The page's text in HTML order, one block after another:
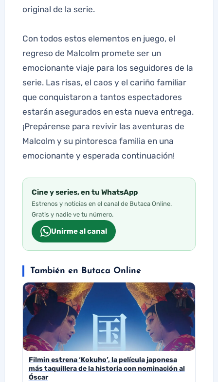
original de la serie.
Con todos estos elementos en juego, el
regreso de Malcolm promete ser un
emocionante viaje para los seguidores de la
serie. Las risas, el caos y el cariño familiar
que conquistaron a tantos espectadores
estarán asegurados en esta nueva entrega.
¡Prepárense para revivir las aventuras de
Malcolm y su pintoresca familia en una
emocionante y esperada continuación!
Cine y series, en tu WhatsApp
Estrenos y noticias en el canal de Butaca Online.
Gratis y nadie ve tu número.
Unirme al canal
También en Butaca Online
Filmin estrena ‘Kokuho’, la película japonesa
más taquillera de la historia con nominación al
Óscar